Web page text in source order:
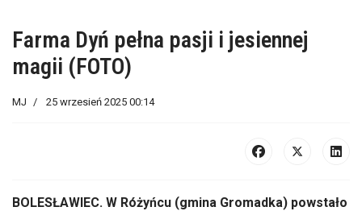
Farma Dyń pełna pasji i jesiennej
magii (FOTO)
MJ 25 wrzesień 2025 00:14
BOLESŁAWIEC. W Różyńcu (gmina Gromadka) powstało